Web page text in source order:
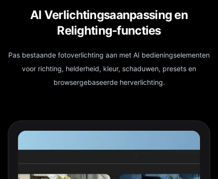
AI Verlichtingsaanpassing en
Relighting-functies
Pas bestaande fotoverlichting aan met AI bedieningselementen
voor richting, helderheid, kleur, schaduwen, presets en
browsergebaseerde herverlichting.